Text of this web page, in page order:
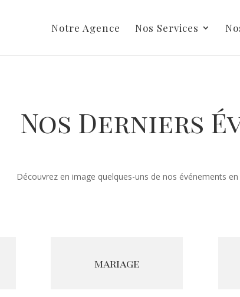
Notre Agence Nos Services
Nos Derniers
Découvrez en image quelques-uns de nos événements
mariage